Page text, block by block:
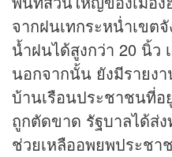
จากฝนเทกระหน่ำเข
น้ำฝนได้สูงกว่า 20 นิ้ว
นอกจากนั้น ยังมีรายง
บ้านเรือนประชาชนที่
ถูกตัดขาด รัฐบาลได้ส่
ช่วยเหลืออพยพประช